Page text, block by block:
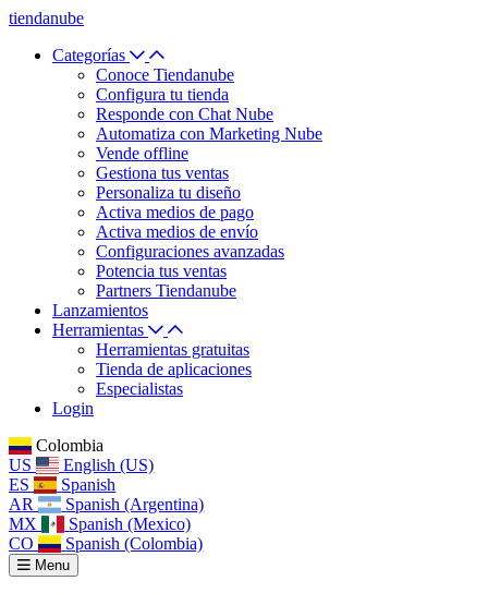
tiendanube
Categorías
Conoce Tiendanube
Configura tu tienda
Responde con Chat Nube
Automatiza con Marketing Nube
Vende offline
Gestiona tus ventas
Personaliza tu diseño
Activa medios de pago
Activa medios de envío
Configuraciones avanzadas
Potencia tus ventas
Partners Tiendanube
Lanzamientos
Herramientas
Herramientas gratuitas
Tienda de aplicaciones
Especialistas
Login
Colombia
US
English (US)
ES
Spanish
AR
Spanish (Argentina)
MX
Spanish (Mexico)
CO
Spanish (Colombia)
Menu